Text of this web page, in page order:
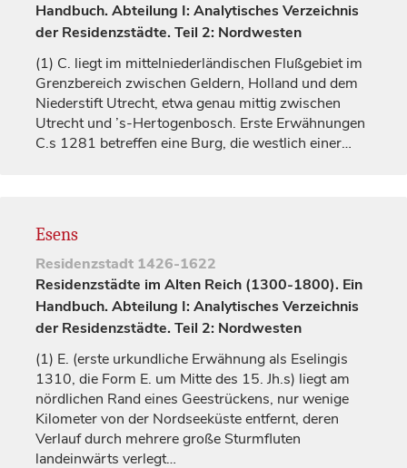
Handbuch. Abteilung I: Analytisches Verzeichnis
der Residenzstädte. Teil 2: Nordwesten
(1) C. liegt im mittelniederländischen Flußgebiet im
Grenzbereich zwischen Geldern, Holland und dem
NiederstiftUtrecht, etwa genau mittig zwischen
Utrechtund ’s-Hertogenbosch. Erste Erwähnungen
C.s 1281 betreffen eine Burg, die westlich einer…
Esens
Residenzstadt 1426-1622
Residenzstädte im Alten Reich (1300-1800). Ein
Handbuch. Abteilung I: Analytisches Verzeichnis
der Residenzstädte. Teil 2: Nordwesten
(1) E. (erste urkundliche Erwähnung als Eselingis
1310, die Form E. um Mitte des 15. Jh.s) liegt am
nördlichen Rand eines Geestrückens, nur wenige
Kilometer von der Nordseeküste entfernt, deren
Verlauf durch mehrere große Sturmfluten
landeinwärts verlegt…